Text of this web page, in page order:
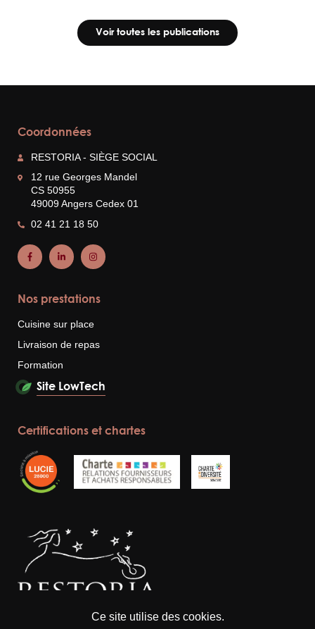
Voir toutes les publications
Coordonnées
RESTORIA - SIÈGE SOCIAL
12 rue Georges Mandel
CS 50955
49009 Angers Cedex 01
02 41 21 18 50
Nos prestations
Cuisine sur place
Livraison de repas
Formation
Site LowTech
Certifications et chartes
Ce site utilise des cookies.